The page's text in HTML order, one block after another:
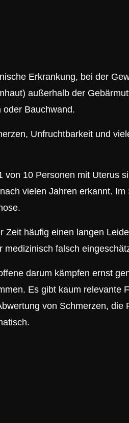
Erkrankung, bei der
außerhalb der
Bauchwand.
Unfruchtbarkeit und
von 10 Personen mit Uterus
vielen Jahren erkannt. Im
Zeit häufig einen langen
medizinisch falsch
darum kämpfen ernst
Es gibt kaum relevante
von Schmerzen, die